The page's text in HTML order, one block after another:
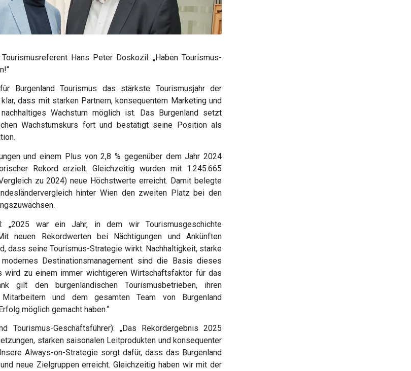
Tourismusreferent Hans Peter Doskozil: „Haben Tourismus-
Burgenland Tourismus das stärkste Tourismusjahr der
dass mit starken Partnern, konsequentem Marketing und
nachhaltiges Wachstum möglich ist. Das Burgenland setzt
Wachstumskurs fort und bestätigt seine Position als
und einem Plus von 2,8 % gegenüber dem Jahr 2024
Rekord erzielt. Gleichzeitig wurden mit 1.245.665
zu 2024) neue Höchstwerte erreicht. Damit belegte
hinter Wien den zweiten Platz bei den
„2025 war ein Jahr, in dem wir Tourismusgeschichte
neuen Rekordwerten bei Nächtigungen und Ankünften
dass seine Tourismus-Strategie wirkt. Nachhaltigkeit, starke
modernes Destinationsmanagement sind die Basis dieses
wird zu einem immer wichtigeren Wirtschaftsfaktor für das
gilt den burgenländischen Tourismusbetrieben, ihren
und dem gesamten Team von Burgenland
möglich gemacht haben.“
Tourismus-Geschäftsführer): „Das Rekordergebnis 2025
starken saisonalen Leitprodukten und konsequenter
Always-on-Strategie sorgt dafür, dass das Burgenland
neue Zielgruppen erreicht. Gleichzeitig haben wir mit der